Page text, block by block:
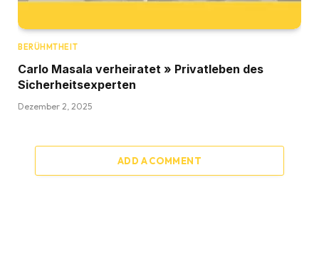
BERÜHMTHEIT
Carlo Masala verheiratet » Privatleben des
Sicherheitsexperten
Dezember 2, 2025
ADD A COMMENT